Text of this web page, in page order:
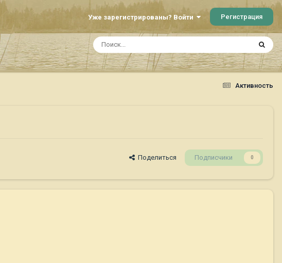
Уже зарегистрированы? Войти Регистрация
Активность
Поделиться Подписчики 0